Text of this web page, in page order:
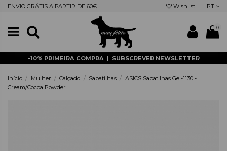
ENVIO GRÁTIS A PARTIR DE 60€ Wishlist PT
0
-10% PRIMEIRA COMPRA | SUBSCREVER NEWSLETTER
Início Mulher Calçado Sapatilhas
ASICS Sapatilhas Gel-1130 -
Cream/Cocoa Powder